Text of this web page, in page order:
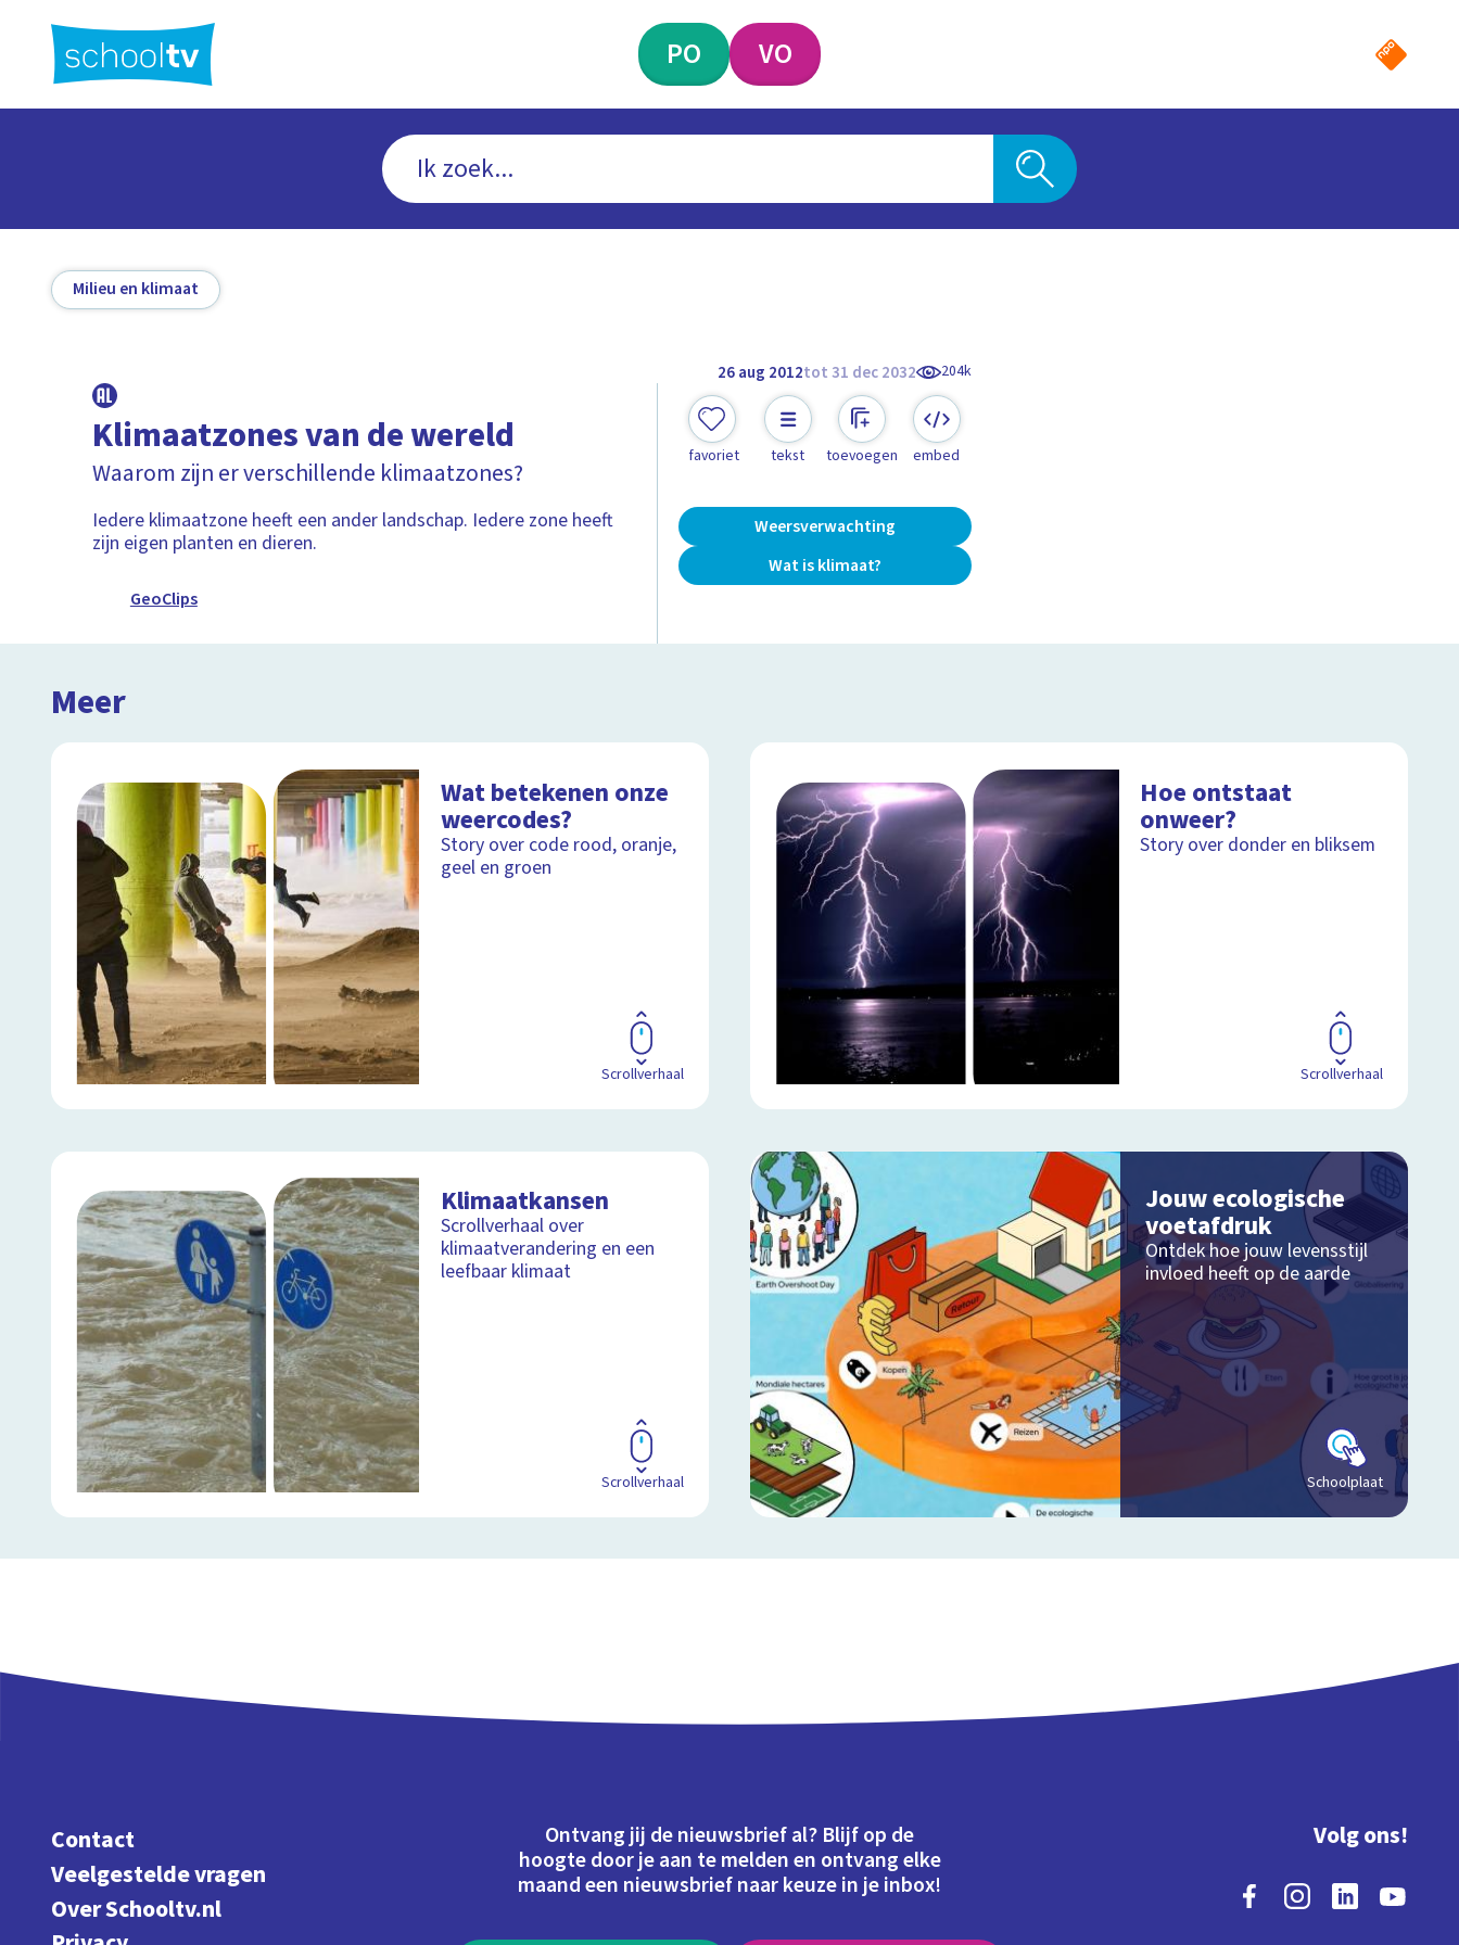
hoofdinhoud
PO VO
Milieu en klimaat
26 aug 2012tot 31 dec 2032 204k
Klimaatzones van de wereld
Waarom zijn er verschillende klimaatzones?
Iedere klimaatzone heeft een ander landschap. Iedere zone heeft
zijn eigen planten en dieren.
GeoClips
favoriet tekst toevoegen embed
Weersverwachting
Wat is klimaat?
Meer
Wat betekenen onze
weercodes?
Story over code rood, oranje,
geel en groen
Scrollverhaal
Hoe ontstaat
onweer?
Story over donder en bliksem
Scrollverhaal
Klimaatkansen
Scrollverhaal over
klimaatverandering en een
leefbaar klimaat
Scrollverhaal
Jouw ecologische
voetafdruk
Ontdek hoe jouw levensstijl
invloed heeft op de aarde
Schoolplaat
Contact
Veelgestelde vragen
Over Schooltv.nl
Ontvang jij de nieuwsbrief al? Blijf op de
hoogte door je aan te melden en ontvang elke
maand een nieuwsbrief naar keuze in je inbox!
Volg ons!